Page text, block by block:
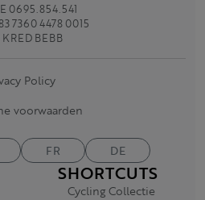
SHORTCUTS
Cycling Collectie
0695.854.541
7360 4478 0015
BEBB
Policy
voorwaarden
FR DE